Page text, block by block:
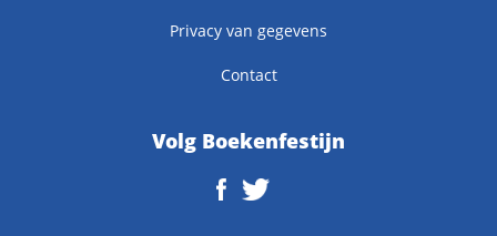
Privacy van gegevens
Contact
Volg Boekenfestijn